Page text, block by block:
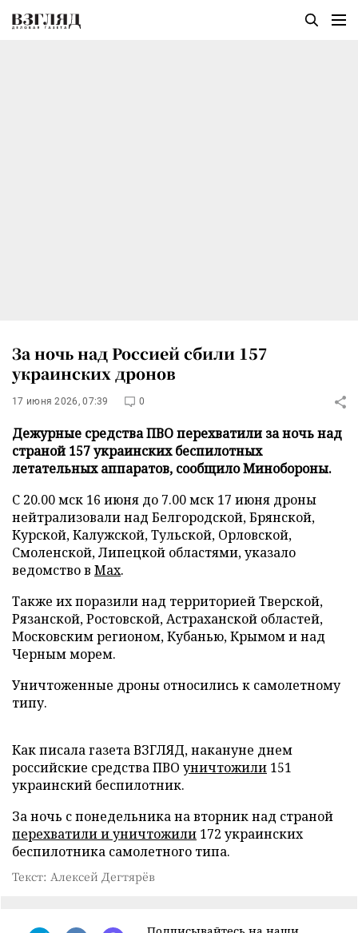
За ночь над Россией сбили 157
украинских дронов
17 июня 2026, 07:39 0
Дежурные средства ПВО перехватили за ночь над
страной 157 украинских беспилотных
летательных аппаратов, сообщило Минобороны.
С 20.00 мск 16 июня до 7.00 мск 17 июня дроны
нейтрализовали над Белгородской, Брянской,
Курской, Калужской, Тульской, Орловской,
Смоленской, Липецкой областями, указало
ведомство в Max.
Также их поразили над территорией Тверской,
Рязанской, Ростовской, Астраханской областей,
Московским регионом, Кубанью, Крымом и над
Черным морем.
Уничтоженные дроны относились к самолетному
типу.
Как писала газета ВЗГЛЯД, накануне днем
российские средства ПВО уничтожили 151
украинский беспилотник.
За ночь с понедельника на вторник над страной
перехватили и уничтожили 172 украинских
беспилотника самолетного типа.
Текст: Алексей Дегтярёв